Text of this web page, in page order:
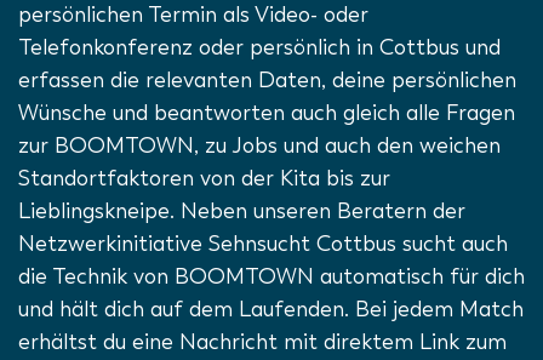
persönlichen Termin als Video- oder
Telefonkonferenz oder persönlich in Cottbus und
erfassen die relevanten Daten, deine persönlichen
Wünsche und beantworten auch gleich alle Fragen
zur BOOMTOWN, zu Jobs und auch den weichen
Standortfaktoren von der Kita bis zur
Lieblingskneipe. Neben unseren Beratern der
Netzwerkinitiative Sehnsucht Cottbus sucht auch
die Technik von BOOMTOWN automatisch für dich
und hält dich auf dem Laufenden. Bei jedem Match
erhältst du eine Nachricht mit direktem Link zum